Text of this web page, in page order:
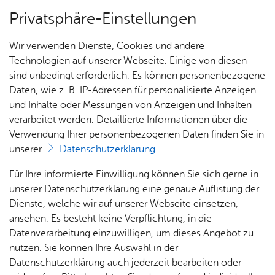
Pro­gramm
Don­
ners­
tag für
Schul­
klas­
sen
Start­sei­te
Bar­rie­re-Frei­heit in leich­ter Spra­che
Er­klä­rung zur Bar­rie­re­frei­heit
Die Stadt Friedrichshafen ist bemüht, ihre Websites und
mobilen Anwendungen in Einklang mit
§ 10 Absatz 1
des Landes-Behindertengleichstellungsgesetzes (L-BGG)
barrierefrei zugänglich zu machen. Diese Erklärung zur
Barrierefreiheit gilt für die aktuell im Internet erreichbare
Version dieser Website
www.spielehaus.friedrichshafen.de.
Privatsphäre-Einstellungen
Wir verwenden Dienste, Cookies und andere
Technologien auf unserer Webseite. Einige von diesen
sind unbedingt erforderlich. Es können personenbezogene
Daten, wie z. B. IP-Adressen für personalisierte Anzeigen
und Inhalte oder Messungen von Anzeigen und Inhalten
verarbeitet werden. Detaillierte Informationen über die
Verwendung Ihrer personenbezogenen Daten finden Sie in
unserer
Datenschutzerklärung.
Für Ihre informierte Einwilligung können Sie sich gerne in
unserer Datenschutzerklärung eine genaue Auflistung der
Dienste, welche wir auf unserer Webseite einsetzen,
ansehen. Es besteht keine Verpflichtung, in die
Datenverarbeitung einzuwilligen, um dieses Angebot zu
nutzen. Sie können Ihre Auswahl in der
Datenschutzerklärung auch jederzeit bearbeiten oder